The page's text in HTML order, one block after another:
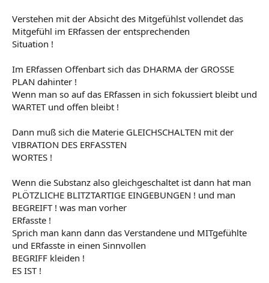
Verstehen mit der Absicht des Mitgefühlst vollendet das
Mitgefühl im ERfassen der entsprechenden
Situation !
Im ERfassen Offenbart sich das DHARMA der GROSSE
PLAN dahinter !
Wenn man so auf das ERfassen in sich fokussiert bleibt und
WARTET und offen bleibt !
Dann muß sich die Materie GLEICHSCHALTEN mit der
VIBRATION DES ERFASSTEN
WORTES !
Wenn die Substanz also gleichgeschaltet ist dann hat man
PLÖTZLICHE BLITZTARTIGE EINGEBUNGEN ! und man
BEGREIFT ! was man vorher
ERfasste !
Sprich man kann dann das Verstandene und MITgefühlte
und ERfasste in einen Sinnvollen
BEGRIFF kleiden !
ES IST !